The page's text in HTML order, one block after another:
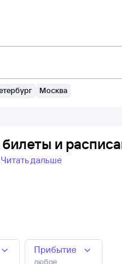
Москва
и
Читать дальше
Прибытие
любое